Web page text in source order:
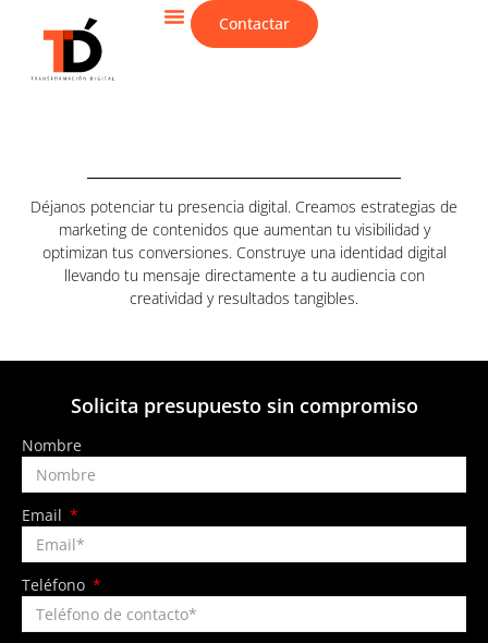
Contactar
Déjanos potenciar tu presencia digital. Creamos estrategias de
marketing de contenidos que aumentan tu visibilidad y
optimizan tus conversiones. Construye una identidad digital
llevando tu mensaje directamente a tu audiencia con
creatividad y resultados tangibles.
Solicita presupuesto sin compromiso
Nombre
Email
Teléfono